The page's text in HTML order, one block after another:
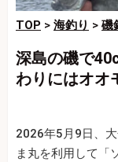
TOP > 海釣り > 磯
深島の磯で
わりにはオオ
2026年5月9日、
ま丸を利用して「